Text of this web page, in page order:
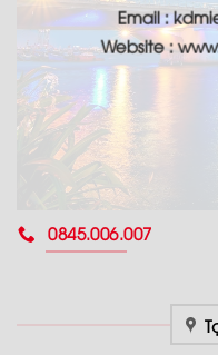
Email :
Website :
0845.006.007